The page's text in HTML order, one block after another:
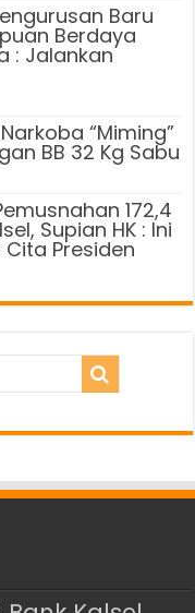
Baru
Berdaya
: Jalankan
“Miming”
BB 32 Kg Sabu
172,4
Supian HK : Ini
Presiden